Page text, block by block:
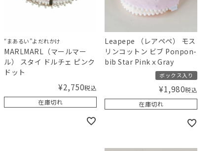
“まあるい”よだれかけ
MARLMARL（マールマー
ル） スタイ ドルチェ ピンク
ドット
¥2,750税込
在庫切れ
Leapepe （レアペペ） モス
リンコットン ビブ Ponpon-
bib Star PinkｘGray
ボックス入り
¥1,980税込
在庫切れ